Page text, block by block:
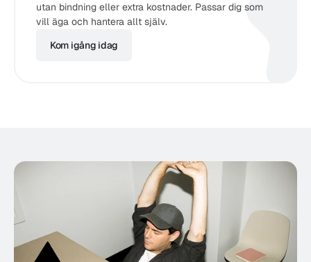
utan bindning eller extra kostnader. Passar dig som
vill äga och hantera allt själv.
Kom igång idag